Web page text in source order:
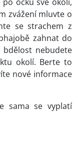
zvážení mluvte o
se strachem z
zahnat do
bdělost nebudete
okolí. Berte to
nové informace
sama se vyplatí